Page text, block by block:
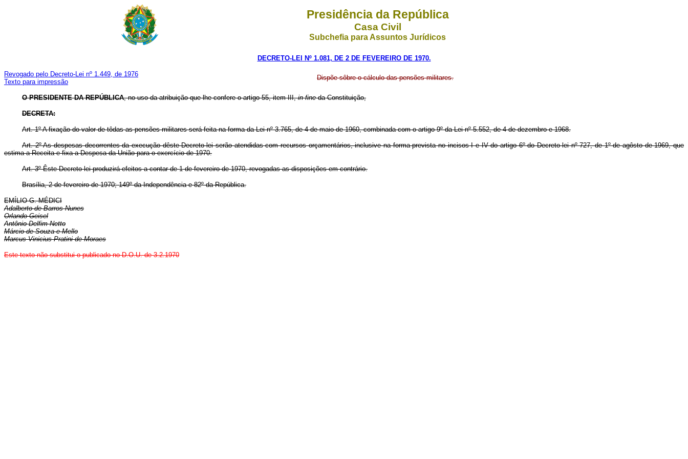
Presidência da República
Casa Civil
Subchefia para Assuntos Jurídicos
DECRETO-LEI Nº 1.081, DE 2 DE FEVEREIRO DE 1970.
Revogado pelo Decreto-Lei nº 1.449, de 1976
Texto para impressão
Dispõe sôbre o cálculo das pensões militares.
O PRESIDENTE DA REPÚBLICA, no uso da atribuição que lhe confere o artigo 55, item III,in fineda Constituição,
DECRETA:
Art. 1º A fixação do valor de tôdas as pensões militares será feita na forma da Lei nº 3.765, de 4 de maio de 1960, combinada com o artigo 9º da Lei nº 5.552, de 4 de dezembro e 1968.
Art. 2º As despesas decorrentes da execução dêste Decreto-lei serão atendidas com recursos orçamentários, inclusive na forma prevista no incisos I e IV do artigo 6º do Decreto-lei nº 727, de 1º de agôsto de 1969, que
estima a Receita e fixa a Despesa da União para o exercício de 1970.
Art. 3º Êste Decreto-lei produzirá efeitos a contar de 1 de fevereiro de 1970, revogadas as disposições em contrário.
Brasília, 2 de fevereiro de 1970; 149º da Independência e 82º da República.
EMÍLIO G. MÉDICI
Adalberto de Barros Nunes
Orlando Geisel
Antônio Delfim Netto
Márcio de Souza e Mello
Marcus Vinicius Pratini de Moraes
Este texto não substitui o publicado no D.O.U. de 3.2.1970